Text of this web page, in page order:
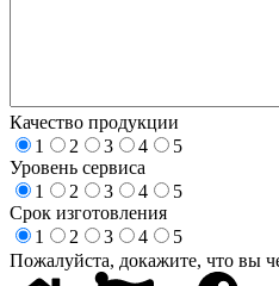
Качество продукции
1
2 3 4
5
Уровень сервиса
1
2 3 4
5
Срок изготовления
1
2 3 4
5
Пожалуйста, докажите, что вы